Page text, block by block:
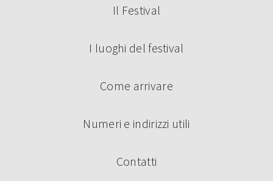
Il Festival
I luoghi del festival
Come arrivare
Numeri e indirizzi utili
Contatti